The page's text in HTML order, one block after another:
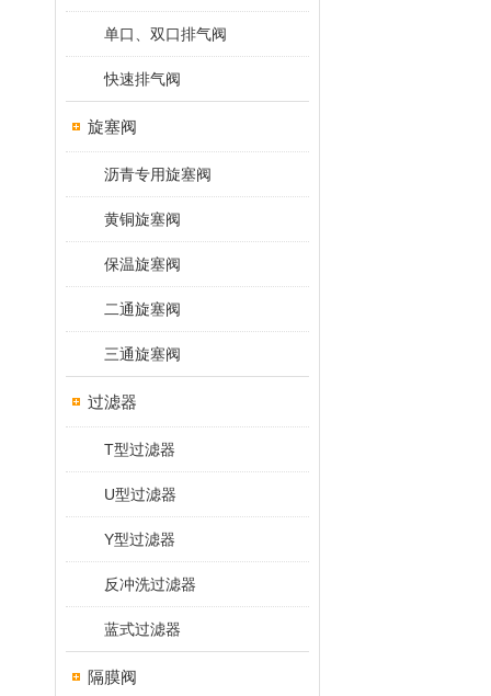
单口、双口排气阀
快速排气阀
旋塞阀
沥青专用旋塞阀
黄铜旋塞阀
保温旋塞阀
二通旋塞阀
三通旋塞阀
过滤器
T型过滤器
U型过滤器
Y型过滤器
反冲洗过滤器
蓝式过滤器
隔膜阀